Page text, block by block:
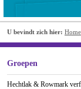
U bevindt zich hier: Home
Groepen
Hechtlak & Rowmark verf